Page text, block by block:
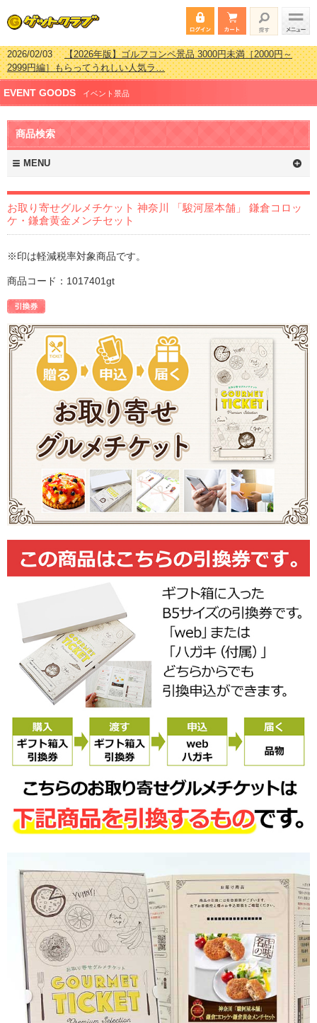
2026/07/15【2026年版】ビンゴゲーム景品おすすめ金額別人気ランキ
ング 更新しました！
2026/04/03【2026年版】ゴルフコンペ景品 3000円未満［2000円～
2999円編］もらってうれしい人気ラ…
2026/02/16【2026年版】結婚式の二次会で貰って嬉しい景品とは？ 更
新しました！
2026/02/03
2999円編］もらってうれしい人気ラ…
EVENT GOODS イベント景品
商品検索
MENU
お取り寄せグルメチケット 神奈川 「駿河屋本舗」 鎌倉コロッ
ケ・鎌倉黄金メンチセット
※印は軽減税率対象商品です。
商品コード：1017401gt